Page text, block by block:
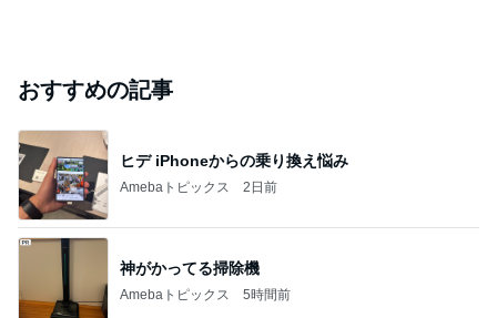
おすすめの記事
ヒデ iPhoneからの乗り換え悩み
Amebaトピックス 2日前
神がかってる掃除機
Amebaトピックス 5時間前